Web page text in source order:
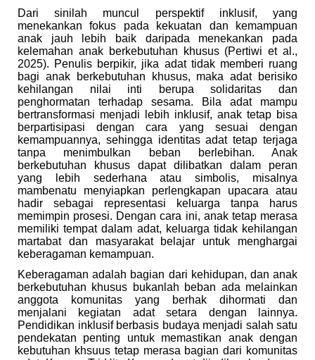
Dari sinilah muncul perspektif inklusif, yang
menekankan fokus pada kekuatan dan kemampuan
anak jauh lebih baik daripada menekankan pada
kelemahan anak berkebutuhan khusus (Pertiwi et al.,
2025). Penulis berpikir, jika adat tidak memberi ruang
bagi anak berkebutuhan khusus, maka adat berisiko
kehilangan nilai inti berupa solidaritas dan
penghormatan terhadap sesama. Bila adat mampu
bertransformasi menjadi lebih inklusif, anak tetap bisa
berpartisipasi dengan cara yang sesuai dengan
kemampuannya, sehingga identitas adat tetap terjaga
tanpa menimbulkan beban berlebihan. Anak
berkebutuhan khusus dapat dilibatkan dalam peran
yang lebih sederhana atau simbolis, misalnya
mambenatu menyiapkan perlengkapan upacara atau
hadir sebagai representasi keluarga tanpa harus
memimpin prosesi. Dengan cara ini, anak tetap merasa
memiliki tempat dalam adat, keluarga tidak kehilangan
martabat dan masyarakat belajar untuk menghargai
keberagaman kemampuan.
Keberagaman adalah bagian dari kehidupan, dan anak
berkebutuhan khusus bukanlah beban ada melainkan
anggota komunitas yang berhak dihormati dan
menjalani kegiatan adat setara dengan lainnya.
Pendidikan inklusif berbasis budaya menjadi salah satu
pendekatan penting untuk memastikan anak dengan
kebutuhan khsuus tetap merasa bagian dari komunitas